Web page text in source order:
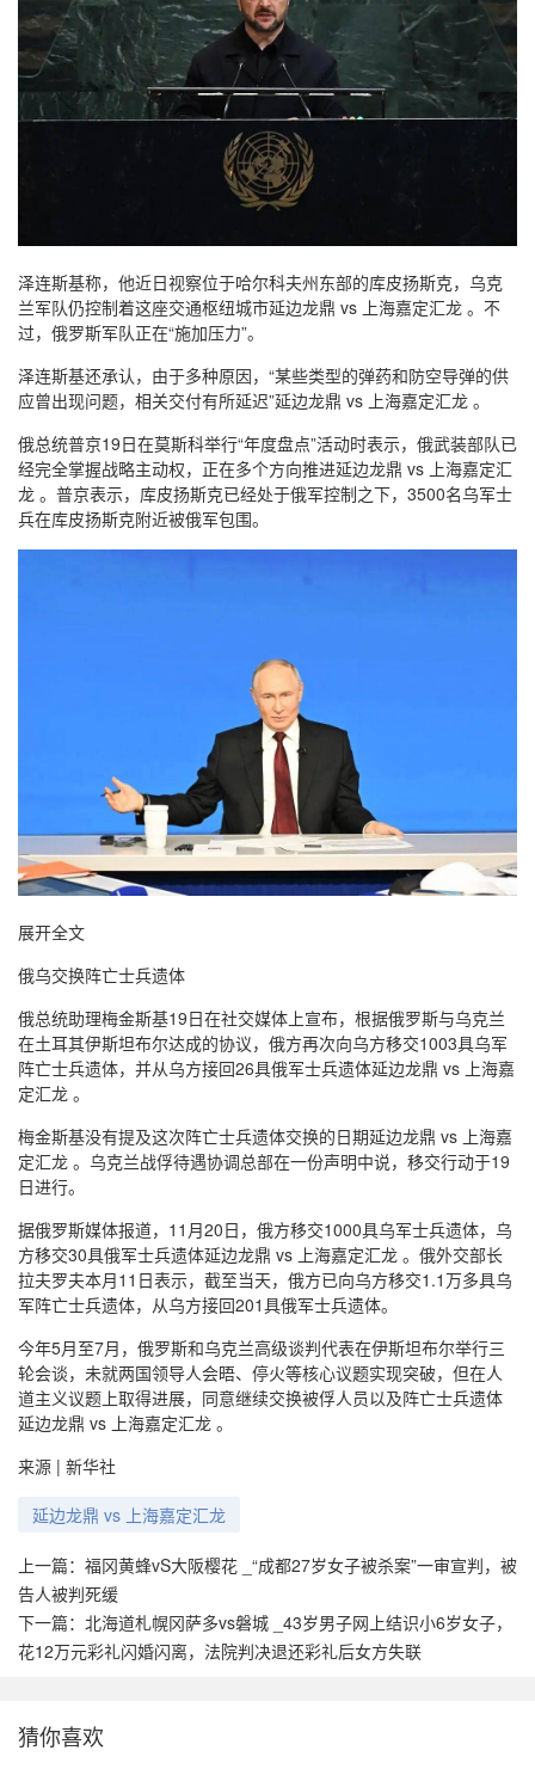
泽连斯基称，他近日视察位于哈尔科夫州东部的库皮扬斯克，乌克
兰军队仍控制着这座交通枢纽城市延边龙鼎 vs 上海嘉定汇龙 。不
过，俄罗斯军队正在“施加压力”。
泽连斯基还承认，由于多种原因，“某些类型的弹药和防空导弹的供
应曾出现问题，相关交付有所延迟”延边龙鼎 vs 上海嘉定汇龙 。
俄总统普京19日在莫斯科举行“年度盘点”活动时表示，俄武装部队已
经完全掌握战略主动权，正在多个方向推进延边龙鼎 vs 上海嘉定汇
龙 。普京表示，库皮扬斯克已经处于俄军控制之下，3500名乌军士
兵在库皮扬斯克附近被俄军包围。
展开全文
俄乌交换阵亡士兵遗体
俄总统助理梅金斯基19日在社交媒体上宣布，根据俄罗斯与乌克兰
在土耳其伊斯坦布尔达成的协议，俄方再次向乌方移交1003具乌军
阵亡士兵遗体，并从乌方接回26具俄军士兵遗体延边龙鼎 vs 上海嘉
定汇龙 。
梅金斯基没有提及这次阵亡士兵遗体交换的日期延边龙鼎 vs 上海嘉
定汇龙 。乌克兰战俘待遇协调总部在一份声明中说，移交行动于19
日进行。
据俄罗斯媒体报道，11月20日，俄方移交1000具乌军士兵遗体，乌
方移交30具俄军士兵遗体延边龙鼎 vs 上海嘉定汇龙 。俄外交部长
拉夫罗夫本月11日表示，截至当天，俄方已向乌方移交1.1万多具乌
军阵亡士兵遗体，从乌方接回201具俄军士兵遗体。
今年5月至7月，俄罗斯和乌克兰高级谈判代表在伊斯坦布尔举行三
轮会谈，未就两国领导人会晤、停火等核心议题实现突破，但在人
道主义议题上取得进展，同意继续交换被俘人员以及阵亡士兵遗体
延边龙鼎 vs 上海嘉定汇龙 。
来源 | 新华社
延边龙鼎 vs 上海嘉定汇龙
上一篇： 福冈黄蜂vS大阪樱花 _“成都27岁女子被杀案”一审宣判，被
告人被判死缓
下一篇： 北海道札幌冈萨多vs磐城 _43岁男子网上结识小6岁女子，
花12万元彩礼闪婚闪离，法院判决退还彩礼后女方失联
猜你喜欢